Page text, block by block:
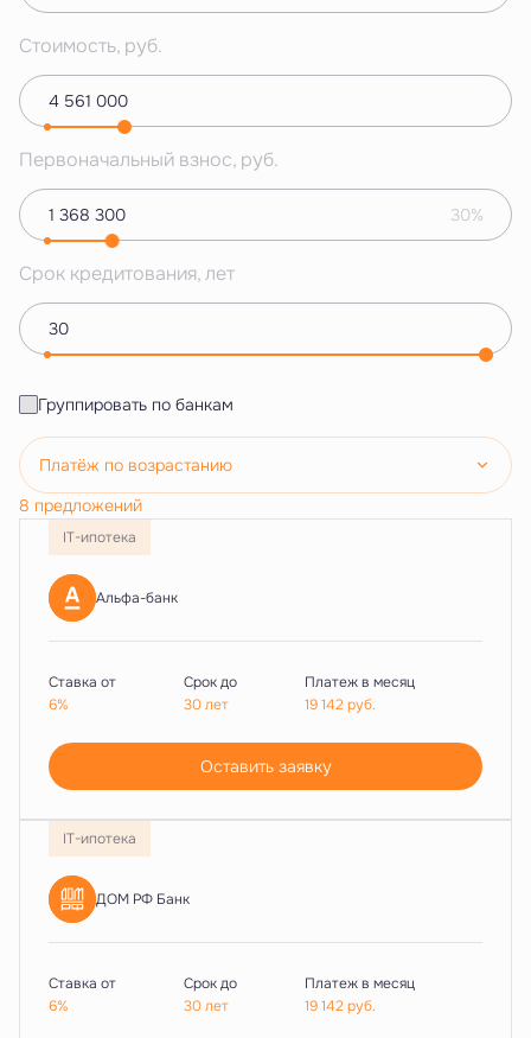
Стоимость, руб.
Первоначальный взнос, руб.
30%
Срок кредитования, лет
Группировать по банкам
Платёж по возрастанию
8 предложений
IT-ипотека
Альфа-банк
Ставка от
6%
Срок до
30 лет
Платеж в месяц
19 142руб.
Оставить заявку
IT-ипотека
ДОМ РФ Банк
Ставка от
6%
Срок до
30 лет
Платеж в месяц
19 142руб.